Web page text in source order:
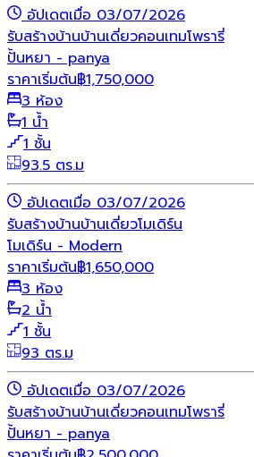
อัปเดตเมื่อ 03/07/2026
รับสร้างบ้านบ้านเดี่ยวคอนเทมโพรารี่
ปั้นหยา - panya
ราคาเริ่มต้น฿1,750,000
3 ห้อง
1 น้ำ
1 ชั้น
93.5 ตร.ม
อัปเดตเมื่อ 03/07/2026
รับสร้างบ้านบ้านเดี่ยวโมเดิร์น
โมเดิร์น - Modern
ราคาเริ่มต้น฿1,650,000
3 ห้อง
2 น้ำ
1 ชั้น
93 ตร.ม
อัปเดตเมื่อ 03/07/2026
รับสร้างบ้านบ้านเดี่ยวคอนเทมโพรารี่
ปั้นหยา - panya